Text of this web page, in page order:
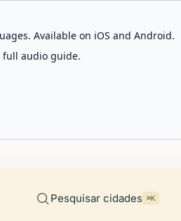
Available on iOS and Android.
full audio guide.
Pesquisar cidades ⌘K